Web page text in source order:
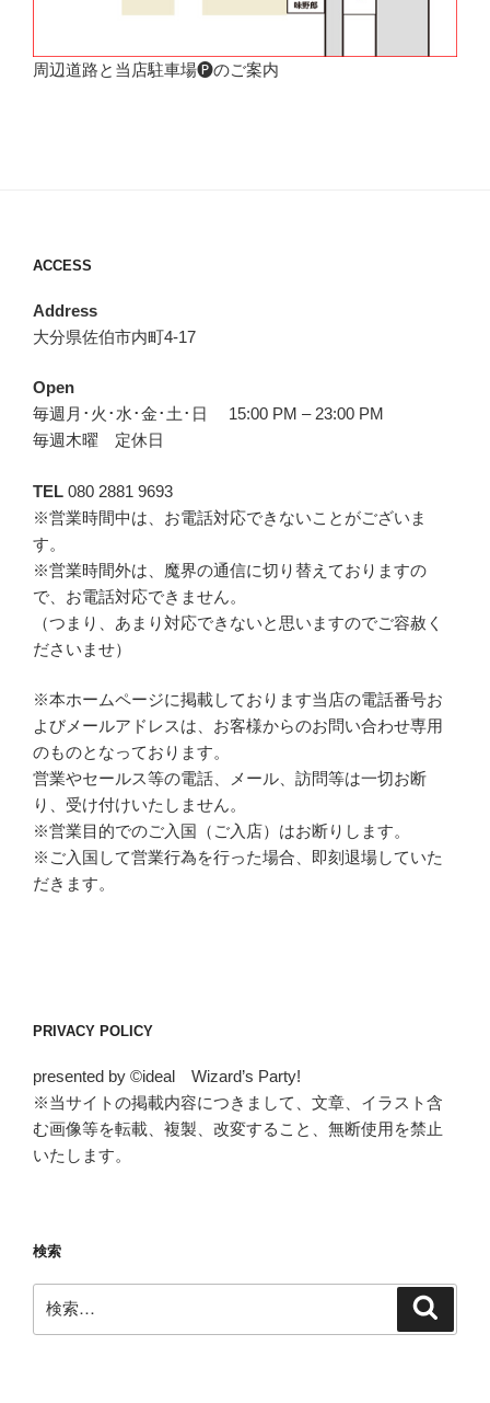
周辺道路と当店駐車場🅟のご案内
ACCESS
Address
大分県佐伯市内町4-17
Open
毎週月･火･水･金･土･日 15:00 PM – 23:00 PM
毎週木曜 定休日
TEL 080 2881 9693
※営業時間中は、お電話対応できないことがございま
す。
※営業時間外は、魔界の通信に切り替えておりますの
で、お電話対応できません。
（つまり、あまり対応できないと思いますのでご容赦く
ださいませ）
※本ホームページに掲載しております当店の電話番号お
よびメールアドレスは、お客様からのお問い合わせ専用
のものとなっております。
営業やセールス等の電話、メール、訪問等は一切お断
り、受け付けいたしません。
※営業目的でのご入国（ご入店）はお断りします。
※ご入国して営業行為を行った場合、即刻退場していた
だきます。
PRIVACY POLICY
presented by ©ideal Wizard’s Party!
※当サイトの掲載内容につきまして、文章、イラスト含
む画像等を転載、複製、改変すること、無断使用を禁止
いたします。
検索
索: